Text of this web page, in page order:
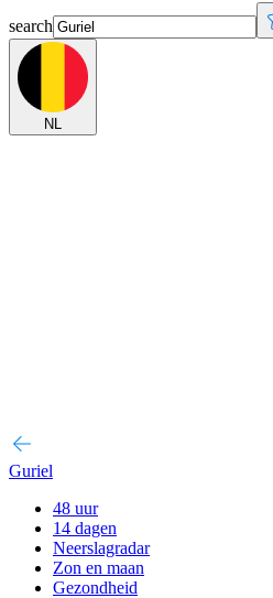
search
NL
Guriel
48 uur
14 dagen
Neerslagradar
Zon en maan
Gezondheid